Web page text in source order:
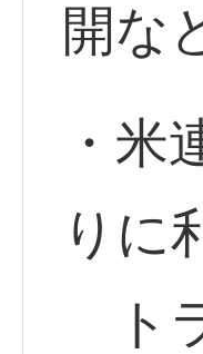
開な
・米
りに
ト